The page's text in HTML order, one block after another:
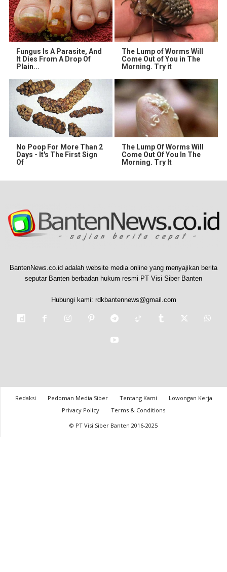
Fungus Is A Parasite, And
It Dies From A Drop Of
Plain...
The Lump of Worms Will
Come Out of You in The
Morning. Try it
No Poop For More Than 2
Days - It's The First Sign
Of
The Lump Of Worms Will
Come Out Of You In The
Morning. Try It
BantenNews.co.id adalah website media online yang menyajikan berita
seputar Banten berbadan hukum resmi PT Visi Siber Banten
Hubungi kami: rdkbantennews@gmail.com
Redaksi Pedoman Media Siber Tentang Kami
Lowongan Kerja
Privacy Policy
Terms & Conditions
© PT Visi Siber Banten 2016-2025